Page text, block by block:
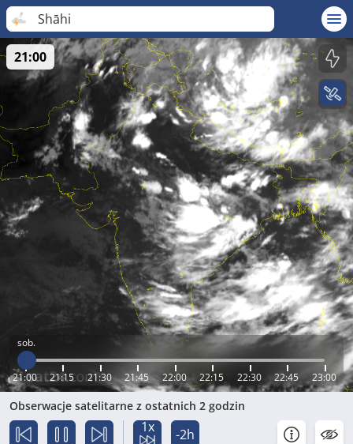
Shāhi
sob.
21:00 21:15 21:30 21:45 22:00 22:15 22:30 22:45 23:00
21:00
Obserwacje satelitarne z ostatnich 2 godzin
1x -2h